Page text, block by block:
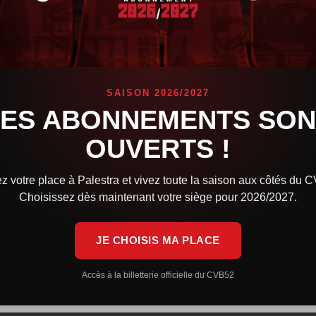
Bobée novembre 30, 2018 5:09 pm
Facebook Twitter Linkedin
affronter l’équipe locale.
le CVB est aujourd’hui 7e de la Ligue A Masculine. Ils
sur l’équipe haut-marnaise.
victoire face à Sète, ils sont désormais dans les places
ne sont qu’à un point et pourraient donc passer
un premier écart au classement.
SAISON 2026/2027
ABONNEMENTS
OUVERTS !
votre place à Palestra et vivez toute la saison aux côtés du
Choisissez dès maintenant votre siège pour 2026/2027.
JE CHOISIS MA PLACE
Accès à la billetterie officielle du CVB52